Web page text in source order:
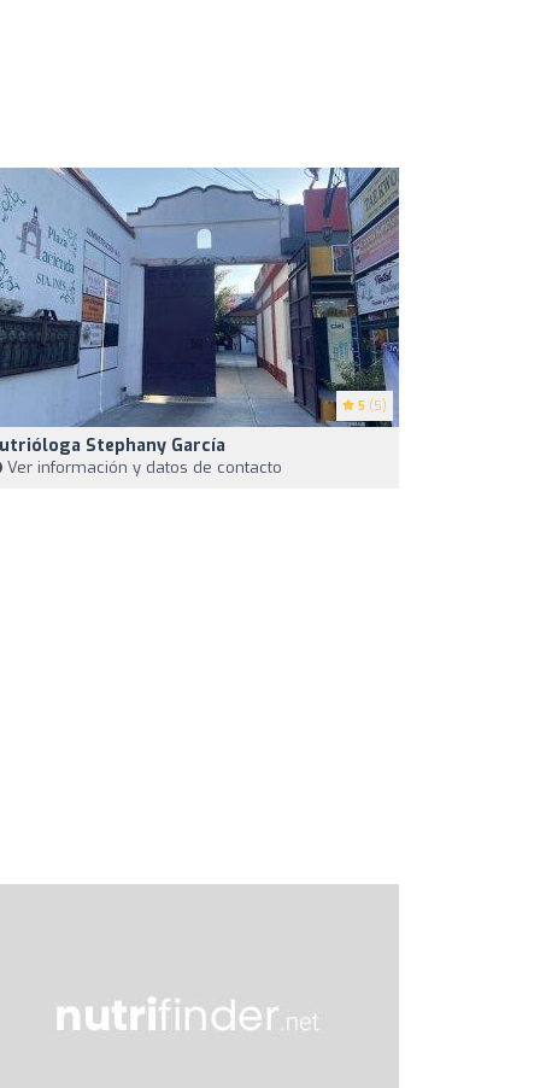
5 (5)
Stephany García
Ver información y datos de contacto